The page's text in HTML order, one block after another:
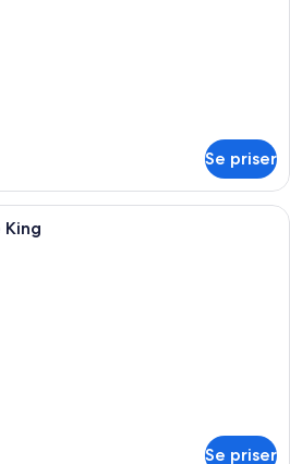
Se priser
Ett modernt hotellrum med en stor
King
Se priser